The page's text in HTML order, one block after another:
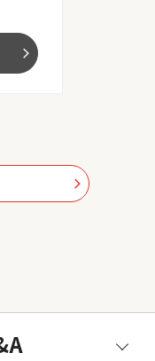
arrow_forward_ios
arrow_forward_ios